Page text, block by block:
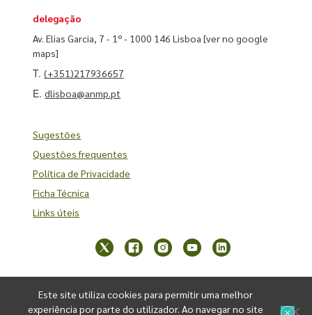
delegação
Av. Elias Garcia, 7 - 1º - 1000 146 Lisboa[ver no google
maps]
T.(+351)217936657
E.dlisboa@anmp.pt
Sugestões
Questões frequentes
Política de Privacidade
Ficha Técnica
Links úteis
Este site utiliza cookies para permitir uma melhor
experiência por parte do utilizador. Ao navegar no site